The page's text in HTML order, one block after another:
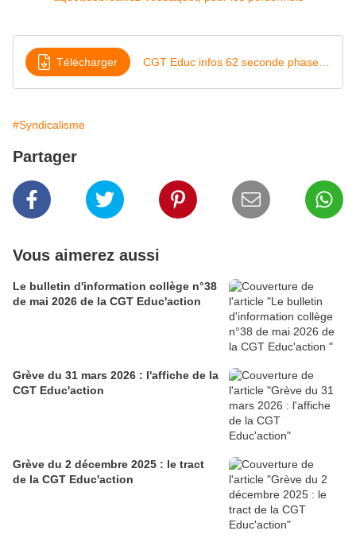
Télécharger
#Syndicalisme
Partager
Vous aimerez aussi
Le bulletin d'information collège n°38
de mai 2026 de la CGT Educ'action
Grève du 31 mars 2026 : l'affiche de la
CGT Educ'action
Grève du 2 décembre 2025 : le tract
de la CGT Educ'action